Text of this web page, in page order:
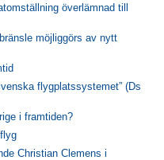
överlämnad till
möjliggörs av nytt
flygplatssystemet” (Ds
i framtiden?
Christian Clemens i